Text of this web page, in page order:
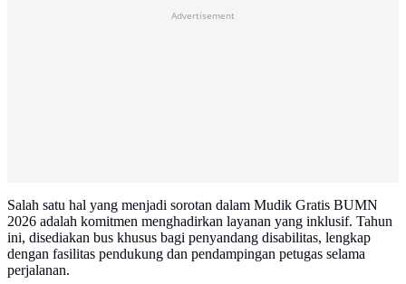
Advertisement
Salah satu hal yang menjadi sorotan dalam Mudik Gratis BUMN
2026 adalah komitmen menghadirkan layanan yang inklusif. Tahun
ini, disediakan bus khusus bagi penyandang disabilitas, lengkap
dengan fasilitas pendukung dan pendampingan petugas selama
perjalanan.